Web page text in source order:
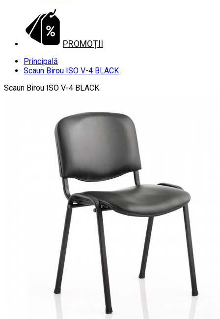
PROMOȚII
Principală
Scaun Birou ISO V-4 BLACK
Scaun Birou ISO V-4 BLACK